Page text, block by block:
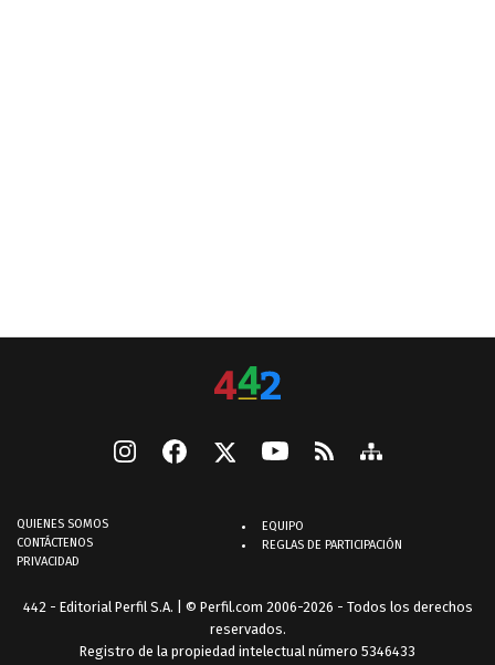
QUIENES SOMOS
CONTÁCTENOS
PRIVACIDAD
EQUIPO
REGLAS DE PARTICIPACIÓN
442 - Editorial Perfil S.A. | © Perfil.com 2006-2026 - Todos los derechos
reservados.
Registro de la propiedad intelectual número 5346433